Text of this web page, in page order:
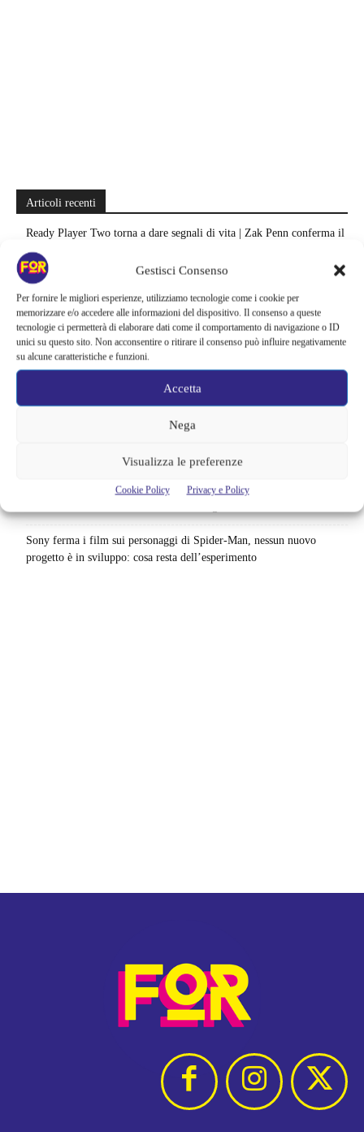
Gestisci Consenso
Per fornire le migliori esperienze, utilizziamo tecnologie come i cookie per
memorizzare e/o accedere alle informazioni del dispositivo. Il consenso a queste
tecnologie ci permetterà di elaborare dati come il comportamento di navigazione o ID
unici su questo sito. Non acconsentire o ritirare il consenso può influire negativamente
su alcune caratteristiche e funzioni.
Accetta
Nega
Visualizza le preferenze
Cookie Policy Privacy e Policy
Articoli recenti
Ready Player Two torna a dare segnali di vita | Zak Penn conferma il
lavoro sul sequel: cosa manca per far partire il film
Sky e NOW svelano le uscite di agosto 2026 | Serie, film e
documentari in arrivo: i titoli da non perdere
Spider-Man: Brand New Day riapre una vecchia ferita | Il finale
alimenta una nuova teoria: il dettaglio che coinvolge i due più amati
Barbie 2 rischia di saltare | Warner Bros. ha pochi mesi per trovare un
accordo: il dubbio che divide Hollywood
nuovo survival horror: una vacanza diventa una trappola
La paura dell’altezza torna al cinema | Il sequel di Fall cambia
Sony ferma i film sui personaggi di Spider-Man, nessun nuovo
progetto è in sviluppo: cosa resta dell’esperimento